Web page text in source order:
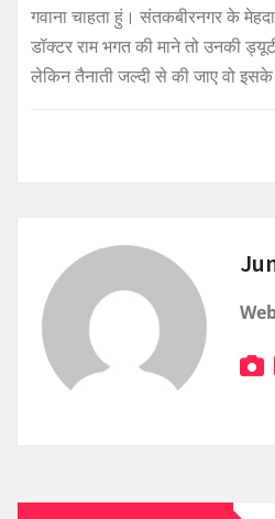
गवाना चाहता हुं। संतकबीरनगर के
डॉक्टर राम भगत की माने तो उनकी
लेकिन तैनाती जल्दी से की जाए वो